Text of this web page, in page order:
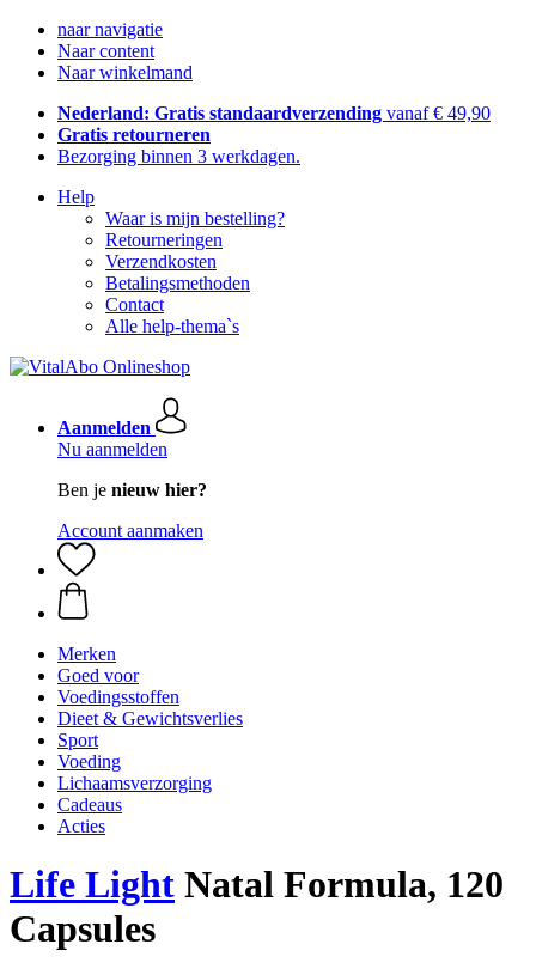
naar navigatie
Naar content
Naar winkelmand
Nederland: Gratis standaardverzending vanaf € 49,90
Gratis retourneren
Bezorging binnen 3 werkdagen.
Help
Waar is mijn bestelling?
Retourneringen
Verzendkosten
Betalingsmethoden
Contact
Alle help-thema`s
Aanmelden
Nu aanmelden
Ben je nieuw hier?
Account aanmaken
Merken
Goed voor
Voedingsstoffen
Dieet & Gewichtsverlies
Sport
Voeding
Lichaamsverzorging
Cadeaus
Acties
Life Light Natal Formula, 120
Capsules